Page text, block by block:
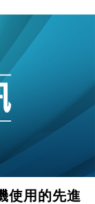
使用的先進